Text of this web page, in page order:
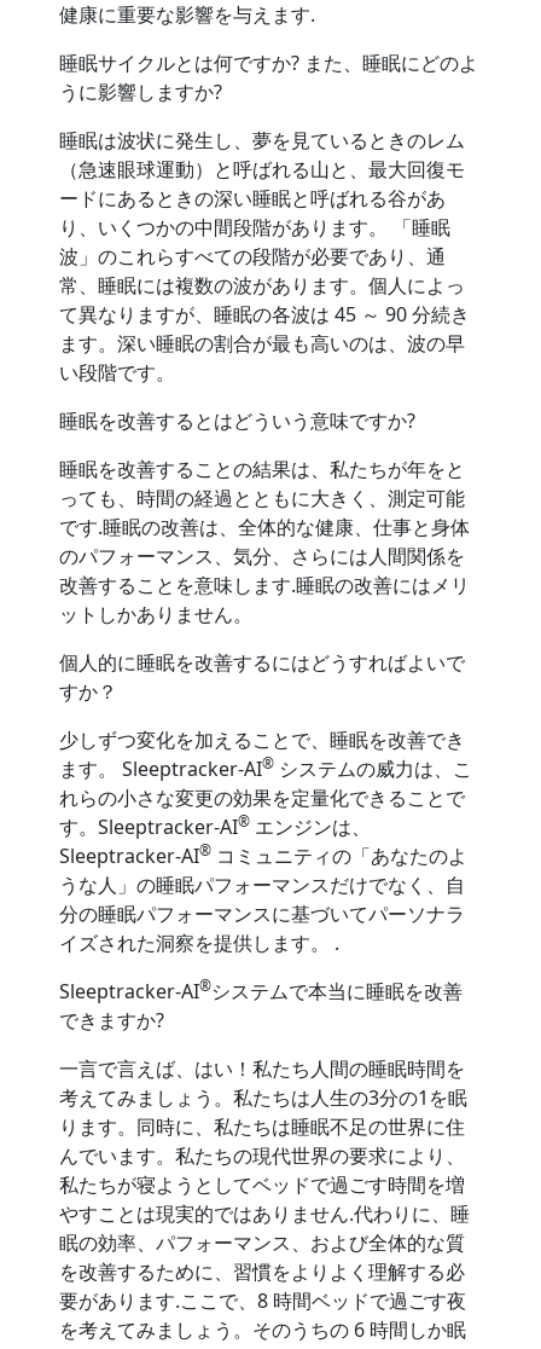
健康に重要な影響を与えます.
睡眠サイクルとは何ですか? また、睡眠にどのよ
うに影響しますか?
睡眠は波状に発生し、夢を見ているときのレム
（急速眼球運動）と呼ばれる山と、最大回復モ
ードにあるときの深い睡眠と呼ばれる谷があ
り、いくつかの中間段階があります。 「睡眠
波」のこれらすべての段階が必要であり、通
常、睡眠には複数の波があります。個人によっ
て異なりますが、睡眠の各波は 45 ～ 90 分続き
ます。深い睡眠の割合が最も高いのは、波の早
い段階です。
睡眠を改善するとはどういう意味ですか?
睡眠を改善することの結果は、私たちが年をと
っても、時間の経過とともに大きく、測定可能
です.睡眠の改善は、全体的な健康、仕事と身体
のパフォーマンス、気分、さらには人間関係を
改善することを意味します.睡眠の改善にはメリ
ットしかありません。
個人的に睡眠を改善するにはどうすればよいで
すか？
少しずつ変化を加えることで、睡眠を改善でき
ます。 Sleeptracker-AI® システムの威力は、こ
れらの小さな変更の効果を定量化できることで
す。Sleeptracker-AI® エンジンは、
Sleeptracker-AI® コミュニティの「あなたのよ
うな人」の睡眠パフォーマンスだけでなく、自
分の睡眠パフォーマンスに基づいてパーソナラ
イズされた洞察を提供します。 .
Sleeptracker-AI®システムで本当に睡眠を改善
できますか?
一言で言えば、はい！私たち人間の睡眠時間を
考えてみましょう。私たちは人生の3分の1を眠
ります。同時に、私たちは睡眠不足の世界に住
んでいます。私たちの現代世界の要求により、
私たちが寝ようとしてベッドで過ごす時間を増
やすことは現実的ではありません.代わりに、睡
眠の効率、パフォーマンス、および全体的な質
を改善するために、習慣をよりよく理解する必
要があります.ここで、8 時間ベッドで過ごす夜
を考えてみましょう。そのうちの 6 時間しか眠